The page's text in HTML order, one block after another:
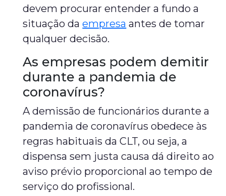
devem procurar entender a fundo a
situação daempresa antes de tomar
qualquer decisão.
As empresas podem demitir
durante a pandemia de
coronavírus?
A demissão de funcionários durante a
pandemia de coronavírus obedece às
regras habituais da CLT, ou seja, a
dispensa sem justa causa dá direito ao
aviso prévio proporcional ao tempo de
serviço do profissional.